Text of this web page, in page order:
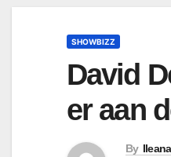
SHOWBIZZ
David
er aan
By